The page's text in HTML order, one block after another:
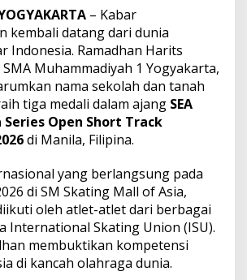
a
l
i
d
i
K
j
u
a
a
a
n
S
k
a
t
i
– Kabar
kembali datang dari dunia
Indonesia. Ramadhan Harits
Muhammadiyah 1 Yogyakarta,
nama sekolah dan tanah
tiga medali dalam ajang SEA
Open Short Track
di Manila, Filipina.
yang berlangsung pada
di SM Skating Mall of Asia,
oleh atlet-atlet dari berbagai
International Skating Union (ISU).
membuktikan kompetensi
di kancah olahraga dunia.